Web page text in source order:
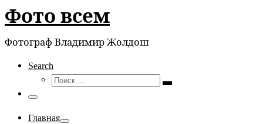
Фото всем
Фотограф Владимир Жолдош
Search
Поиск
Поиск
Меню
Главная